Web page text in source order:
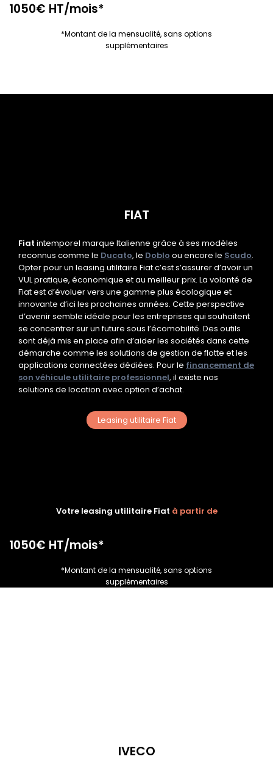
1050€ HT/mois*
*Montant de la mensualité, sans options
supplémentaires
FIAT
Fiat intemporel marque Italienne grâce à ses modèles
reconnus comme le Ducato, le Doblo ou encore le Scudo.
Opter pour un leasing utilitaire Fiat c’est s’assurer d’avoir un
VUL pratique, économique et au meilleur prix. La volonté de
Fiat est d’évoluer vers une gamme plus écologique et
innovante d’ici les prochaines années. Cette perspective
d’avenir semble idéale pour les entreprises qui souhaitent
se concentrer sur un future sous l’écomobilité. Des outils
sont déjà mis en place afin d’aider les sociétés dans cette
démarche comme les solutions de gestion de flotte et les
applications connectées dédiées. Pour le financement de
son véhicule utilitaire professionnel, il existe nos
solutions de location avec option d’achat.
Leasing utilitaire Fiat
Votre leasing utilitaire Fiat à partir de
1050€ HT/mois*
*Montant de la mensualité, sans options
supplémentaires
IVECO